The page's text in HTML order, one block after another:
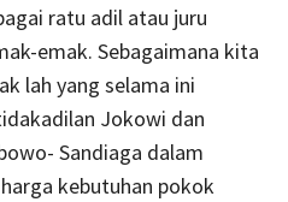
ratu adil atau juru
emak. Sebagaimana kita
lah yang selama ini
Jokowi dan
Sandiaga dalam
kebutuhan pokok